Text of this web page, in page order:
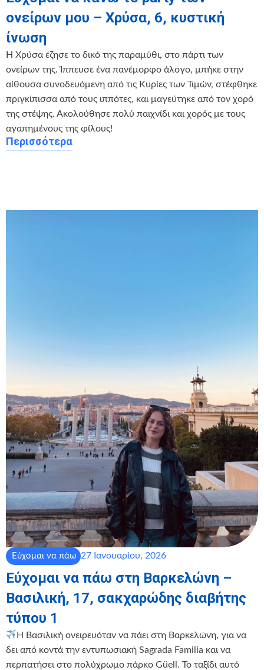
ονείρων μου – Χρύσα, 6, κυστική
ίνωση
Η Χρύσα έζησε το δικό της παραμύθι, στο πάρτι των
ονείρων της. Ίππευσε ένα πανέμορφο άλογο, μπήκε στην
αίθουσα συνοδευόμενη από τις Κυρίες των Τιμών, στέφθηκε
πριγκίπισσα από τους ιππότες, και μαγεύτηκε από τον χορό
της στέψης. Ακολούθησε πολύ παιχνίδι και χορός με τους
αγαπημένους της φίλους!
Περισσότερα
Εύχομαι να πάω 27 Ιανουαρίου, 2026
Εύχομαι να πάω στη Βαρκελώνη –
Βασιλική, 17, σακχαρώδης διαβήτης
τύπου 1
Η Βασιλική ονειρευόταν να πάει στη Βαρκελώνη, για να
δει από κοντά την εντυπωσιακή Sagrada Familia και να
περπατήσει στο πολύχρωμο πάρκο Güell. Το ταξίδι αυτό